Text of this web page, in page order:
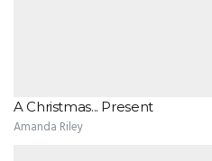
A Christmas... Present
Amanda Riley